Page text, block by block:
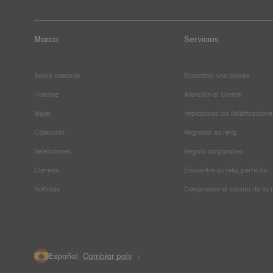
Marca
Sobre nosotros
Hombre
Mujer
Colección
Selecciones
Correas
Noticias
Servicios
Encontrar una tienda
Atención al cliente
Impidamos las
Registrar su reloj
Regalo corporativo
Encuentre su reloj perfecto
Compruebe el estado de su
España Cambiar país